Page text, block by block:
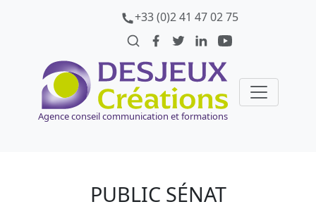
+33 (0)2 41 47 02 75
Agence conseil communication et formations
PUBLIC SÉNAT